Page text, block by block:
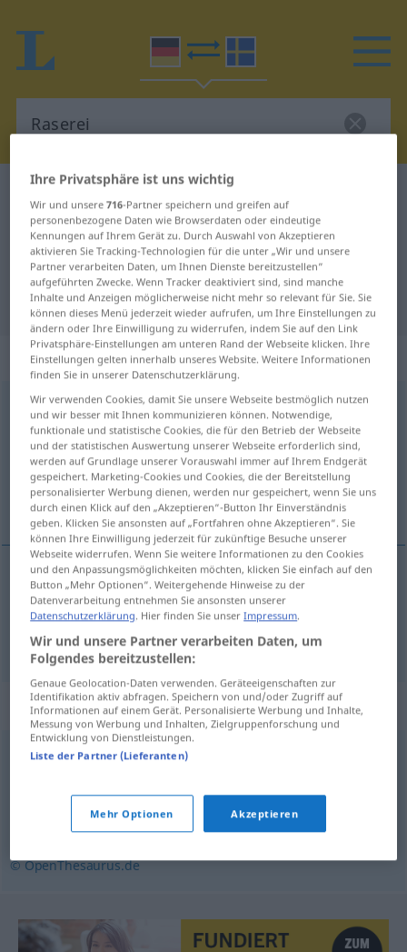
Deutsch-Schwedisch Wörterbuch
Deutsch-Schwedisch Übersetzung
für "Raserei"
"Raserei" Schwedisch Übersetzung
„Raserei“: Femininum, weiblich
Rasereif
Übersicht aller Übersetzungen
(Für mehr Details die Übersetzung anklicken/antippen)
raseri, fortkörning
raserin Raserei
fortkörning RasereiFahren
Synonyme für "Raserei"
Aufregung Stinkwut
Feindseligkeit,Ärger,Empörung,Wutanfall,Entrüstung
© OpenThesaurus.de
Ihre Privatsphäre ist uns wichtig
Wir und unsere716-Partner speichern und greifen auf
personenbezogene Daten wie Browserdaten oder eindeutige
Kennungen auf Ihrem Gerät zu. Durch Auswahl von Akzeptieren
aktivieren Sie Tracking-Technologien für die unter „Wir und unsere
Partner verarbeiten Daten, um Ihnen Dienste bereitzustellen“
aufgeführten Zwecke. Wenn Tracker deaktiviert sind, sind manche
Inhalte und Anzeigen möglicherweise nicht mehr so relevant für Sie. Sie
können dieses Menü jederzeit wieder aufrufen, um Ihre Einstellungen zu
ändern oder Ihre Einwilligung zu widerrufen, indem Sie auf den Link
Privatsphäre-Einstellungen am unteren Rand der Webseite klicken. Ihre
Einstellungen gelten innerhalb unseres Website. Weitere Informationen
finden Sie in unserer Datenschutzerklärung.
Wir verwenden Cookies, damit Sie unsere Webseite bestmöglich nutzen
und wir besser mit Ihnen kommunizieren können. Notwendige,
funktionale und statistische Cookies, die für den Betrieb der Webseite
und der statistischen Auswertung unserer Webseite erforderlich sind,
werden auf Grundlage unserer Vorauswahl immer auf Ihrem Endgerät
gespeichert. Marketing-Cookies und Cookies, die der Bereitstellung
personalisierter Werbung dienen, werden nur gespeichert, wenn Sie uns
durch einen Klick auf den „Akzeptieren“-Button Ihr Einverständnis
geben. Klicken Sie ansonsten auf „Fortfahren ohne Akzeptieren“. Sie
können Ihre Einwilligung jederzeit für zukünftige Besuche unserer
Webseite widerrufen. Wenn Sie weitere Informationen zu den Cookies
und den Anpassungsmöglichkeiten möchten, klicken Sie einfach auf den
Button „Mehr Optionen“. Weitergehende Hinweise zu der
Datenverarbeitung entnehmen Sie ansonsten unserer
Datenschutzerklärung. Hier finden Sie unserImpressum.
Wir und unsere Partner verarbeiten Daten, um
Folgendes bereitzustellen:
Genaue Geolocation-Daten verwenden. Geräteeigenschaften zur
Identifikation aktiv abfragen. Speichern von und/oder Zugriff auf
Informationen auf einem Gerät. Personalisierte Werbung und Inhalte,
Messung von Werbung und Inhalten, Zielgruppenforschung und
Entwicklung von Dienstleistungen.
Liste der Partner (Lieferanten)
Mehr Optionen Akzeptieren